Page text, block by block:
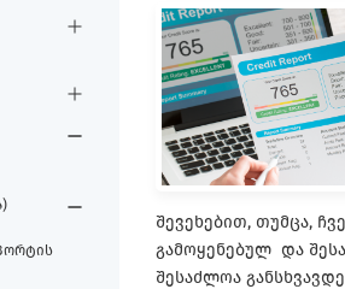
შევეხებით, თუმცა,
გამოყენებულ და
შესაძლოა